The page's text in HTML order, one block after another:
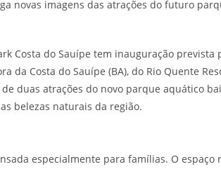
Costa do Sauípe tem inauguração prevista
Costa do Sauípe (BA), do Rio Quente
duas atrações do novo parque aquático
belezas naturais da região.
especialmente para famílias. O espaço